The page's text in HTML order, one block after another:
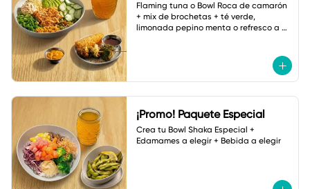
Flaming tuna o Bowl Roca de camarón
+ mix de brochetas + té verde,
limonada pepino menta o refresco a
¡Promo! Paquete Especial
Crea tu Bowl Shaka Especial +
Edamames a elegir + Bebida a elegir